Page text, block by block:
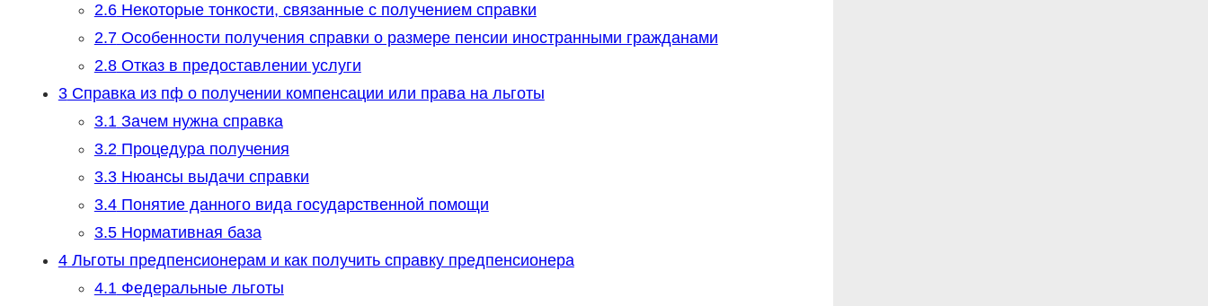
2.6Некоторые тонкости, связанные с получением справки
2.7Особенности получения справки о размере пенсии иностранными гражданами
2.8Отказ в предоставлении услуги
3Справка из пф о получении компенсации или права на льготы
3.1Зачем нужна справка
3.2Процедура получения
3.3Нюансы выдачи справки
3.4Понятие данного вида государственной помощи
3.5Нормативная база
4Льготы предпенсионерам и как получить справку предпенсионера
4.1Федеральные льготы